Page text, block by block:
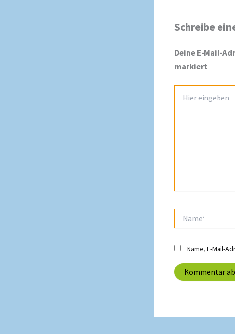
Schreibe
Deine E-Mail-
markiert
eingeben…
Name, E-Mail-